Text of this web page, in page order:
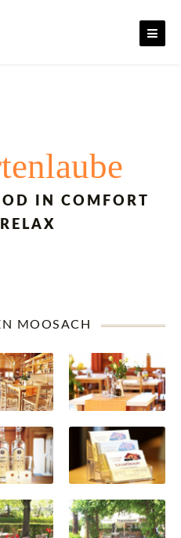
IN COMFORT
MOOSACH